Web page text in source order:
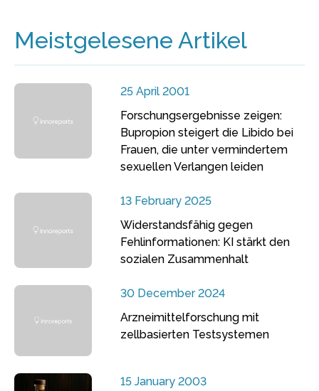
Meistgelesene Artikel
25 April 2001
Forschungsergebnisse zeigen:
Bupropion steigert die Libido bei
Frauen, die unter vermindertem
sexuellen Verlangen leiden
13 February 2025
Widerstandsfähig gegen
Fehlinformationen: KI stärkt den
sozialen Zusammenhalt
30 December 2024
Arzneimittelforschung mit
zellbasierten Testsystemen
15 January 2003